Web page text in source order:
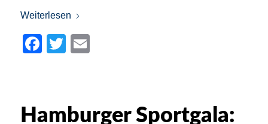
Weiterlesen
Facebook
Twitter
Hamburger Sportgala: